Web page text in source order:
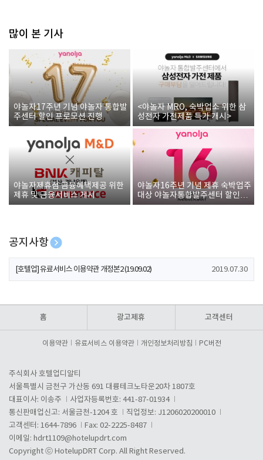
많이 본 기사
야놀자17주년 기념 야놀자 통합발
주센터 할인 프로모션 진행
<야놀자 MRO, 숙박업소 위한 삼
성전자 가전제품 특가 개시>
야놀자제휴점 금융혜택제공 위한
제휴 및 금융서비스 게시
야놀자16주년 기념 제휴 숙박업주
대상 야놀자통합발주센터 할인쿠
폰 증정
공지사항
[호텔업] 개인정보 처리방침 개정본1 (19.09.02)
[호텔업] 유료서비스 이용약관 개정본2 (19.09.02) 2019.07.30
홈 광고제휴 고객센터
이용약관 유료서비스 이용약관 개인정보처리방침 PC버전
주식회사 호텔업디알티
서울특별시 금천구 가산동 691 대륭테크노타운20차 1807호
대표이사: 이송주
사업자등록번호: 441-87-01934
통신판매업신고: 서울금천-1204 호
직업정보: J1206020200010
고객센터: 1644-7896
Fax: 02-2225-8487
이메일: hdrt1109@hotelupdrt.com
Copyright ⓒ HotelupDRT Corp. All Right Reserved.